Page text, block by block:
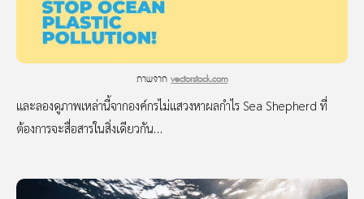
ภาพจาก vectorstock.com
และลองดูภาพเหล่านี้จากองค์กรไม่แสวงหาผลกำไร Sea Shepherd ที่
ต้องการจะสื่อสารในสิ่งเดียวกัน…